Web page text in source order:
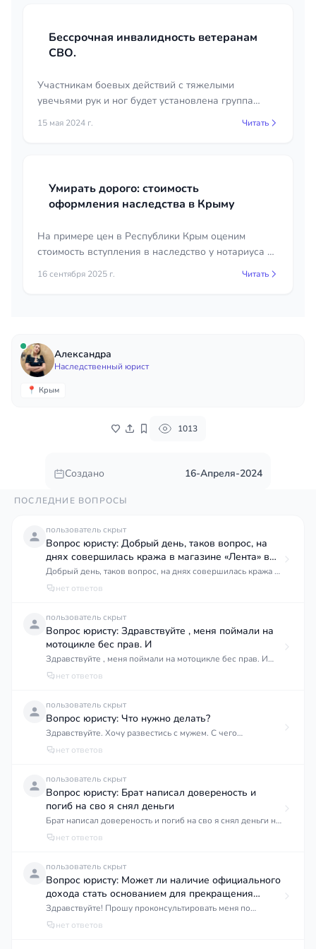
Александра
Наследственный юрист
📍 Крым
1013
Создано 16-Апреля-2024
Бессрочная инвалидность ветеранам
СВО.
Участникам боевых действий с тяжелыми
увечьями рук и ног будет установлена группа
инвалидности без указания срока
15 мая 2024 г. Читать
Умирать дорого: стоимость
оформления наследства в Крыму
На примере цен в Республики Крым оценим
стоимость вступления в наследство у нотариуса и
в судебном порядке.
16 сентября 2025 г. Читать
ПОСЛЕДНИЕ ВОПРОСЫ
пользователь скрыт
Вопрос юристу: Добрый день, таков вопрос, на
днях совершилась кража в магазине «Лента» в
ночное время двумя подростками в возрасте 16 и
Добрый день, таков вопрос, на днях совершилась кража в
магазине «Лента» в ночное время двумя подростками в
стоимостью 750 рублей,товар был возвращен после
остановки охраника в магазине,тоесть не был вынесен за
пределы магазина,в отделе полиции хотят завести дело тк
хотят приписать групповое в сговоре,хотя сговора не
было,мысль своровать появилась спонтанно при виде
нет ответов
пользователь скрыт
Вопрос юристу: Здравствуйте , меня поймали на
мотоцикле бес прав. И
Здравствуйте , меня поймали на мотоцикле бес прав. И
номеров какой мне щас штраф будет , илишатли меня
нет ответов
пользователь скрыт
Вопрос юристу: Что нужно делать?
Здравствуйте. Хочу развестись с мужем. С чего
начинается процесс? Придя в суд .Что нужно делать?
нет ответов
пользователь скрыт
Вопрос юристу: Брат написал довереность и
погиб на сво я снял деньги
Брат написал довереность и погиб на сво я снял деньги но
мв не знали что он погиб нам сообшили почти через
нет ответов
пользователь скрыт
Вопрос юристу: Может ли наличие официального
дохода стать основанием для прекращения
указанных мер социальной поддержки?
Здравствуйте! Прошу проконсультировать меня по
вопросу официального трудоустройства. Мне 21 год, я
нет ответов